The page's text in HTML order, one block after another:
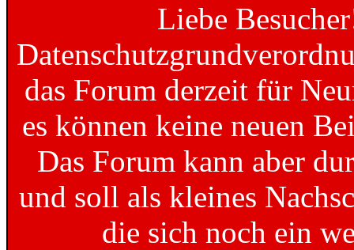
Liebe
das Forum derzeit für
es können keine neuen
Das Forum kann aber
und soll als kleines
die sich noch ein